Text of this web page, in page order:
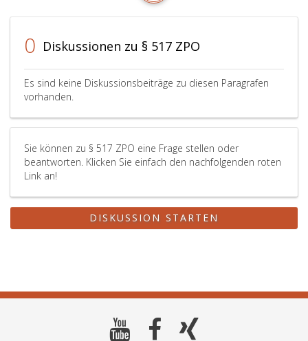
0 Diskussionen zu § 517 ZPO
Es sind keine Diskussionsbeiträge zu diesen Paragrafen
vorhanden.
Sie können zu § 517 ZPO eine Frage stellen oder
beantworten. Klicken Sie einfach den nachfolgenden roten
Link an!
DISKUSSION STARTEN